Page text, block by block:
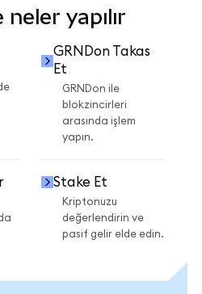
yapılır
GRNDon Takas
Et
GRNDon ile
blokzincirleri
arasında işlem
yapın.
Stake Et
Kriptonuzu
değerlendirin ve
pasif gelir elde edin.